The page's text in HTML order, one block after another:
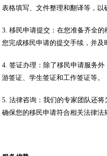
表格填写、文件整理和翻译等，以
3. 移民申请提交：在您准备齐全
您完成移民申请的提交手续，并及
4. 签证办理：除了移民申请服务
游签证、学生签证和工作签证等。
5. 法律咨询：我们的专家团队还
确保您的移民申请符合相关法律法